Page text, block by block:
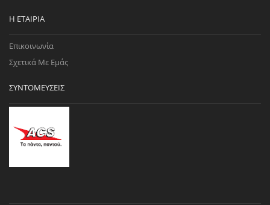
Η ΕΤΑΙΡΊΑ
Επικοινωνία
Σχετικά Με Εμάς
ΣΥΝΤΟΜΕΎΣΕΙΣ